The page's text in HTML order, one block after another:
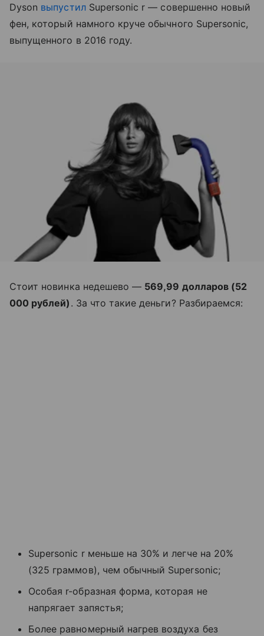
Dyson выпустилSupersonic r — совершенно новый
фен, который намного круче обычного Supersonic,
выпущенного в 2016 году.
Стоит новинка недешево — 569,99 долларов (52
000 рублей) . За что такие деньги? Разбираемся:
Supersonic r меньше на 30% и легче на 20%
(325 граммов), чем обычный Supersonic;
Особая r-образная форма, которая не
напрягает запястья;
Более равномерный нагрев воздуха без